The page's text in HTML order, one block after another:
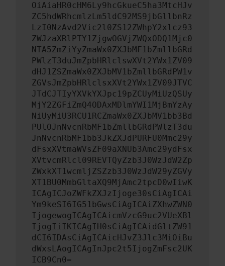
OiAiaHR0cHM6Ly9hcGkueC5ha3MtcHJv
ZC5hdWRhcmlzLm5ldC92MS9jbGllbnRz
LzI0NzAvd2Vic2l0ZS12ZWhpY2xlcz93
ZWJzaXRlPTY1ZjgwOGVjZWQxODQ1Mjc0
NTA5ZmZiYyZmaWx0ZXJbMF1bZmllbGRd
PWlzT3duJmZpbHRlclswXVt2YWx1ZV09
dHJ1ZSZmaWx0ZXJbMV1bZmllbGRdPW1v
ZGVsJmZpbHRlclsxXVt2YWx1ZV09JTVC
JTdCJTIyYXVkYXJpc19pZCUyMiUzQSUy
MjY2ZGFiZmQ4ODAxMDlmYWI1MjBmYzAy
NiUyMiU3RCU1RCZmaWx0ZXJbMV1bb3Bd
PUlOJnNvcnRbMF1bZmllbGRdPWlzT3du
JnNvcnRbMF1bb3JkZXJdPURFU0Mmc29y
dFsxXVtmaWVsZF09aXNUb3Amc29ydFsx
XVtvcmRlcl09REVTQyZzb3J0WzJdW2Zp
ZWxkXT1wcmljZSZzb3J0WzJdW29yZGVy
XT1BU0MmbGltaXQ9MjAmc2tpcD0wIiwK
ICAgICJoZWFkZXJzIjoge30sCiAgICAi
Ym9keSI6IG51bGwsCiAgICAiZXhwZWN0
IjogewogICAgICAicmVzcG9uc2VUeXBl
IjogIiIKICAgIH0sCiAgICAidGltZW91
dCI6IDAsCiAgICAicHJvZ3Jlc3MiOiBu
dWxsLAogICAgInJpc2t5IjogZmFsc2UK
ICB9Cn0=